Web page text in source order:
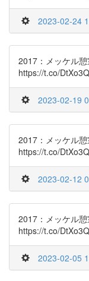
2023-02-24
2017：メッケル憩
https://t.co/
2023-02-19
2017：メッケル憩
https://t.co/
2023-02-12
2017：メッケル憩
https://t.co/
2023-02-05